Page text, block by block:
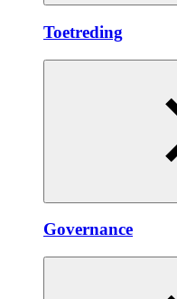
Toetreding
Governance